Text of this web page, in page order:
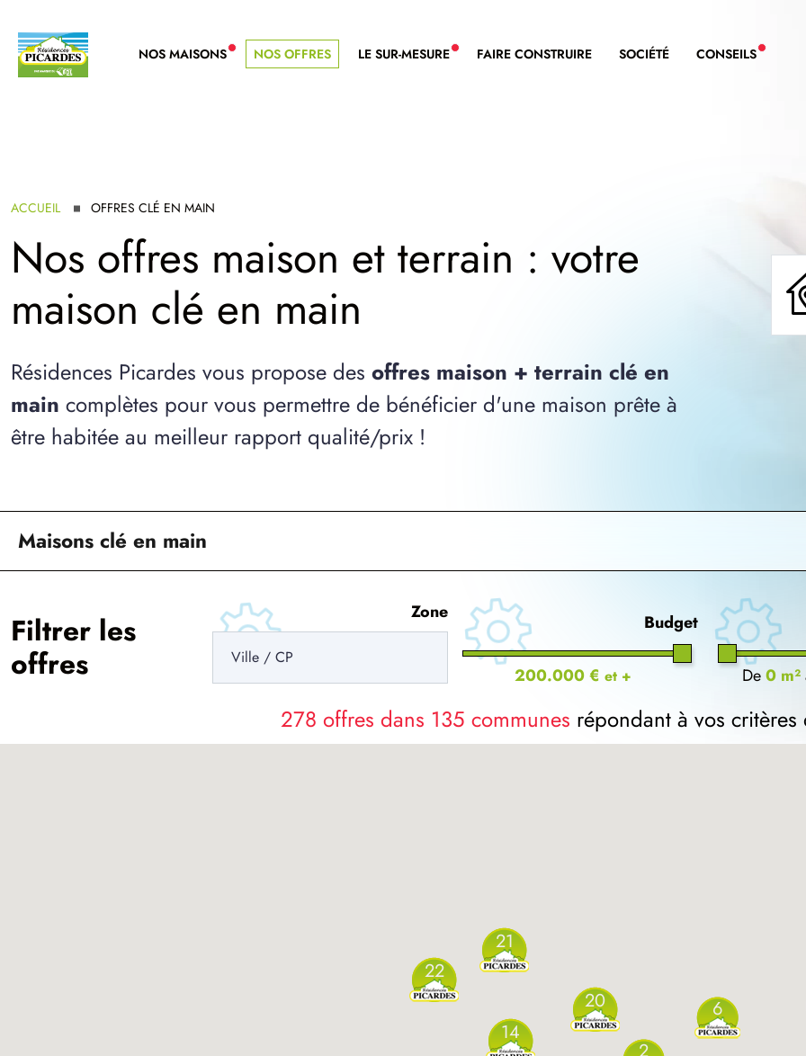
NOS MAISONS NOUVELLE GAMME
NOS OFFRES LE SUR-MESURE NOUVEAU SERVICE BDL EXTENSION
FAIRE CONSTRUIRE SOCIÉTÉ CONSEILS
ACCUEIL OFFRES CLÉ EN MAIN
Nos offres maison et terrain : votre
maison clé en main
Résidences Picardes vous propose des offres maison + terrain clé en
main complètes pour vous permettre de bénéficier d'une maison prête à
être habitée au meilleur rapport qualité/prix !
Maisons clé en main
Filtrer les
offres
Zone Budget
200.000 € et + De0 m²
278 offres dans 135 communes répondant à vos critères
22
21
20
14
6